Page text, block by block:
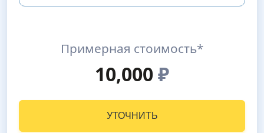
Примерная стоимость*
10,000₽
УТОЧНИТЬ